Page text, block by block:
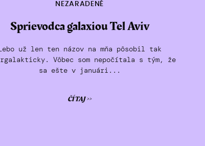
NEZARADENÉ
Sprievodca galaxiou Tel Aviv
už len ten názov na mňa pôsobil tak
Vôbec som nepočítala s tým, že
sa ešte v januári...
ČÍTAJ >>